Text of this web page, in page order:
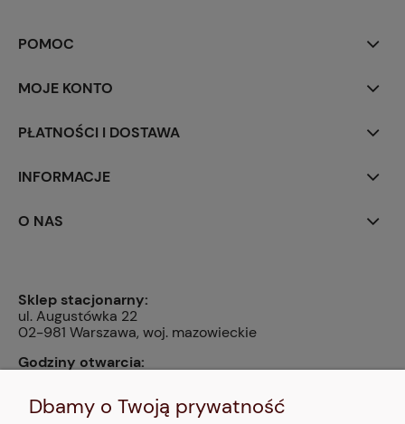
POMOC
MOJE KONTO
PŁATNOŚCI I DOSTAWA
INFORMACJE
O NAS
Sklep stacjonarny:
ul. Augustówka 22
02-981 Warszawa, woj. mazowieckie
Godziny otwarcia:
13:00, nd: nieczynne
Dbamy o Twoją prywatność